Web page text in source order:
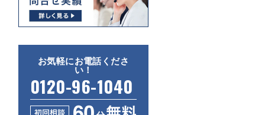
お気軽にお電話くださ
い！
0120-96-1040